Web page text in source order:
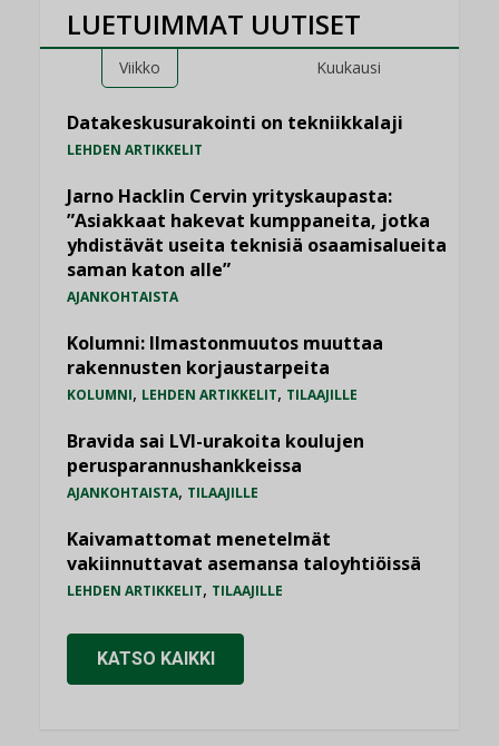
LUETUIMMAT UUTISET
Viikko Kuukausi
Datakeskusurakointi on tekniikkalaji
LEHDEN ARTIKKELIT
Jarno Hacklin Cervin yrityskaupasta:
”Asiakkaat hakevat kumppaneita, jotka
yhdistävät useita teknisiä osaamisalueita
saman katon alle”
AJANKOHTAISTA
Kolumni: Ilmastonmuutos muuttaa
rakennusten korjaustarpeita
KOLUMNI, LEHDEN ARTIKKELIT, TILAAJILLE
Bravida sai LVI-urakoita koulujen
perusparannushankkeissa
AJANKOHTAISTA, TILAAJILLE
Kaivamattomat menetelmät
vakiinnuttavat asemansa taloyhtiöissä
LEHDEN ARTIKKELIT, TILAAJILLE
KATSO KAIKKI